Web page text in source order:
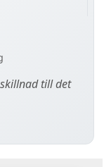
till det